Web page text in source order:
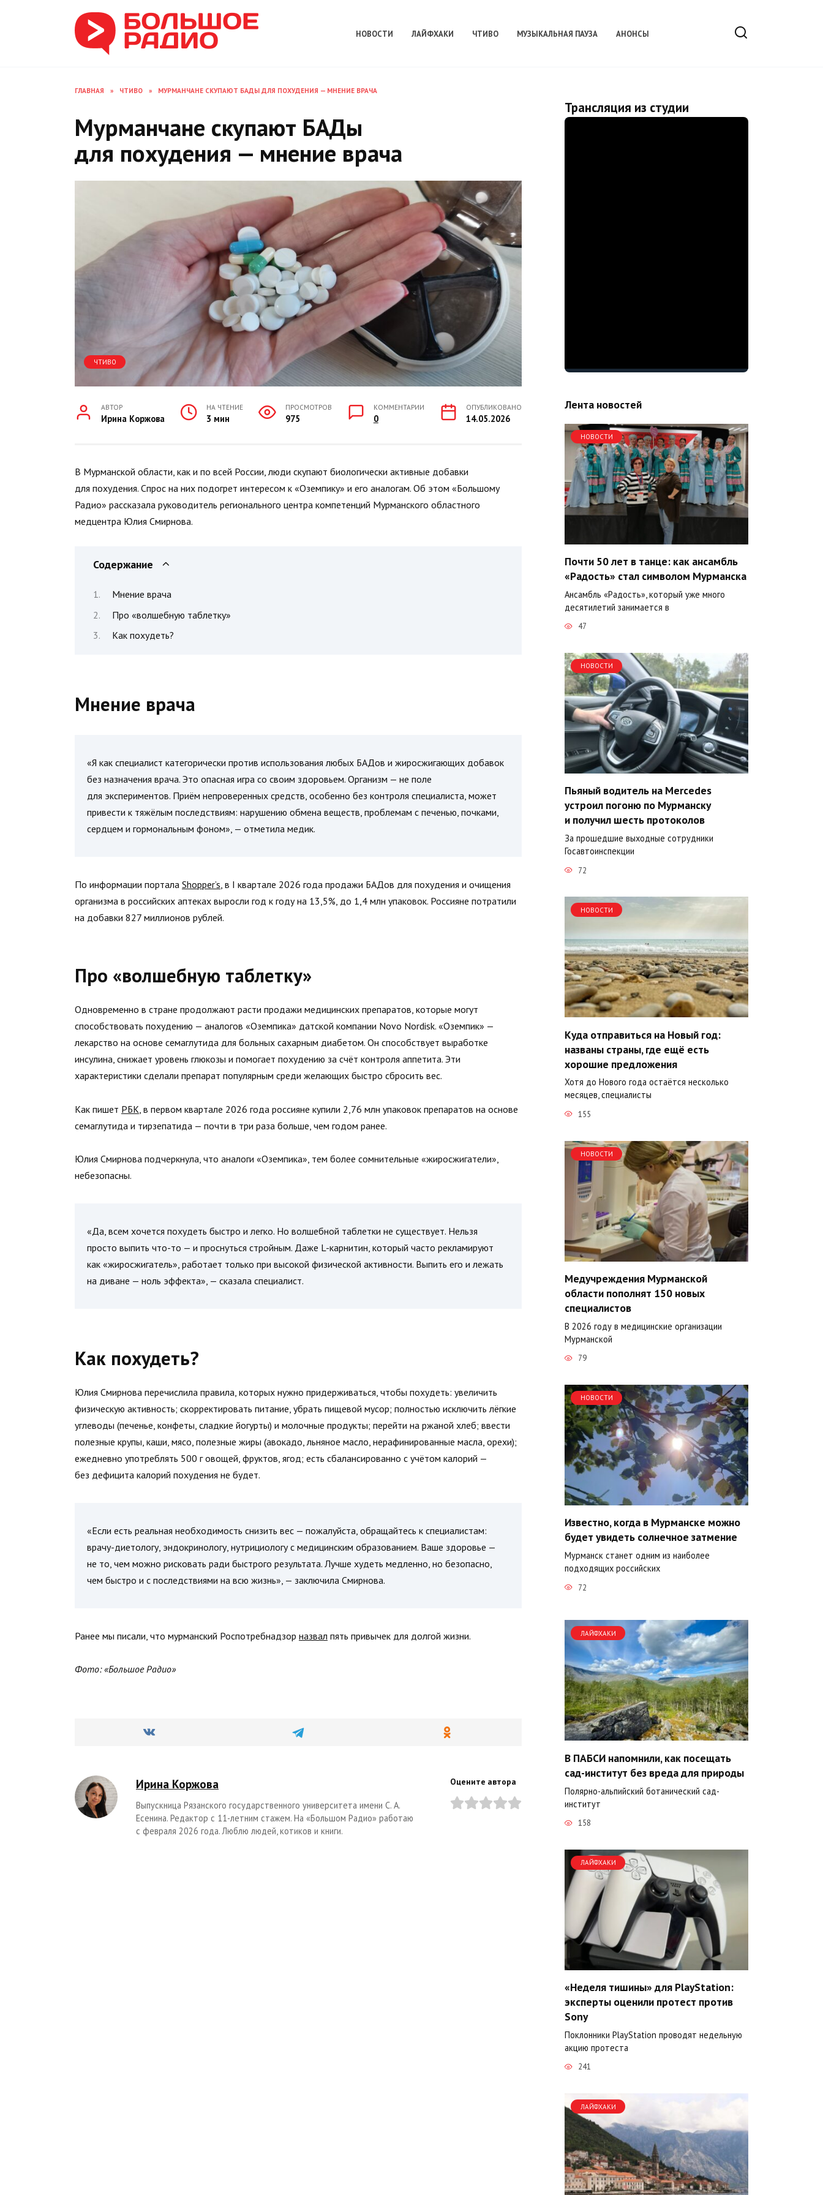
НОВОСТИ ЛАЙФХАКИ ЧТИВО МУЗЫКАЛЬНАЯ ПАУЗА АНОНСЫ
ГЛАВНАЯ » ЧТИВО » МУРМАНЧАНЕ СКУПАЮТ БАДЫ ДЛЯ ПОХУДЕНИЯ — МНЕНИЕ ВРАЧА
Мурманчане скупают БАДы
для похудения — мнение врача
ЧТИВО
АВТОР
Ирина Коржова
НА ЧТЕНИЕ
3 мин
ПРОСМОТРОВ
975
КОММЕНТАРИИ
0
ОПУБЛИКОВАНО
14.05.2026
В Мурманской области, как и по всей России, люди скупают биологически активные добавки
для похудения. Спрос на них подогрет интересом к «Оземпику» и его аналогам. Об этом «Большому
Радио» рассказала руководитель регионального центра компетенций Мурманского областного
медцентра Юлия Смирнова.
Содержание
Мнение врача
Про «волшебную таблетку»
Как похудеть?
Мнение врача
«Я как специалист категорически против использования любых БАДов и жиросжигающих добавок
без назначения врача. Это опасная игра со своим здоровьем. Организм — не поле
для экспериментов. Приём непроверенных средств, особенно без контроля специалиста, может
привести к тяжёлым последствиям: нарушению обмена веществ, проблемам с печенью, почками,
сердцем и гормональным фоном», — отметила медик.
По информации портала Shopper’s, в I квартале 2026 года продажи БАДов для похудения и очищения
организма в российских аптеках выросли год к году на 13,5%, до 1,4 млн упаковок. Россияне потратили
на добавки 827 миллионов рублей.
Про «волшебную таблетку»
Одновременно в стране продолжают расти продажи медицинских препаратов, которые могут
способствовать похудению — аналогов «Оземпика» датской компании Novo Nordisk. «Оземпик» —
лекарство на основе семаглутида для больных сахарным диабетом. Он способствует выработке
инсулина, снижает уровень глюкозы и помогает похудению за счёт контроля аппетита. Эти
характеристики сделали препарат популярным среди желающих быстро сбросить вес.
Как пишет РБК , в первом квартале 2026 года россияне купили 2,76 млн упаковок препаратов на основе
семаглутида и тирзепатида — почти в три раза больше, чем годом ранее.
Юлия Смирнова подчеркнула, что аналоги «Оземпика», тем более сомнительные «жиросжигатели»,
небезопасны.
«Да, всем хочется похудеть быстро и легко. Но волшебной таблетки не существует. Нельзя
просто выпить что-то — и проснуться стройным. Даже L-карнитин, который часто рекламируют
как «жиросжигатель», работает только при высокой физической активности. Выпить его и лежать
на диване — ноль эффекта», — сказала специалист.
Как похудеть?
Юлия Смирнова перечислила правила, которых нужно придерживаться, чтобы похудеть: увеличить
физическую активность; скорректировать питание, убрать пищевой мусор; полностью исключить лёгкие
углеводы (печенье, конфеты, сладкие йогурты) и молочные продукты; перейти на ржаной хлеб; ввести
полезные крупы, каши, мясо, полезные жиры (авокадо, льняное масло, нерафинированные масла, орехи);
ежедневно употреблять 500 г овощей, фруктов, ягод; есть сбалансированно с учётом калорий —
без дефицита калорий похудения не будет.
«Если есть реальная необходимость снизить вес — пожалуйста, обращайтесь к специалистам:
врачу-диетологу, эндокринологу, нутрициологу с медицинским образованием. Ваше здоровье —
не то, чем можно рисковать ради быстрого результата. Лучше худеть медленно, но безопасно,
чем быстро и с последствиями на всю жизнь», — заключила Смирнова.
Ранее мы писали, что мурманский Роспотребнадзор назвал пять привычек для долгой жизни.
Фото: «Большое Радио»
Ирина Коржова
Выпускница Рязанского государственного университета имени С. А.
Есенина. Редактор с 11-летним стажем. На «Большом Радио» работаю
с февраля 2026 года. Люблю людей, котиков и книги.
Оцените автора
Трансляция из студии
Лента новостей
НОВОСТИ
Почти 50 лет в танце: как ансамбль
«Радость» стал символом Мурманска
Ансамбль «Радость», который уже много
десятилетий занимается в
47
НОВОСТИ
Пьяный водитель на Mercedes
устроил погоню по Мурманску
и получил шесть протоколов
За прошедшие выходные сотрудники
Госавтоинспекции
72
НОВОСТИ
Куда отправиться на Новый год:
названы страны, где ещё есть
хорошие предложения
Хотя до Нового года остаётся несколько
месяцев, специалисты
155
НОВОСТИ
Медучреждения Мурманской
области пополнят 150 новых
специалистов
В 2026 году в медицинские организации
Мурманской
79
НОВОСТИ
Известно, когда в Мурманске можно
будет увидеть солнечное затмение
Мурманск станет одним из наиболее
подходящих российских
72
ЛАЙФХАКИ
В ПАБСИ напомнили, как посещать
сад-институт без вреда для природы
Полярно-альпийский ботанический сад-
институт
158
ЛАЙФХАКИ
«Неделя тишины» для PlayStation:
эксперты оценили протест против
Sony
Поклонники PlayStation проводят недельную
акцию протеста
241
ЛАЙФХАКИ